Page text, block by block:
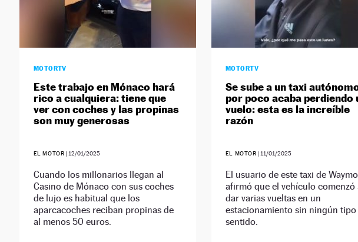
MOTORTV
Este trabajo en Mónaco hará
rico a cualquiera: tiene que
ver con coches y las propinas
son muy generosas
EL MOTOR | 12/01/2025
Cuando los millonarios llegan al
Casino de Mónaco con sus coches
de lujo es habitual que los
aparcacoches reciban propinas de
al menos 50 euros.
MOTORTV
Se sube a un taxi
por poco acaba perdiendo
vuelo: esta es la increíble
razón
EL MOTOR | 11/01/2025
El usuario de este taxi de Waymo
afirmó que el vehículo comenzó
dar varias vueltas en un
estacionamiento sin ningún tipo
sentido.